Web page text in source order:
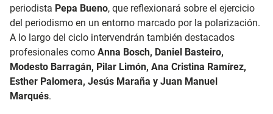
periodista Pepa Bueno, que reflexionará sobre el ejercicio
del periodismo en un entorno marcado por la polarización.
A lo largo del ciclo intervendrán también destacados
profesionales como Anna Bosch, Daniel Basteiro,
Modesto Barragán, Pilar Limón, Ana Cristina Ramírez,
Esther Palomera, Jesús Maraña y Juan Manuel
Marqués.